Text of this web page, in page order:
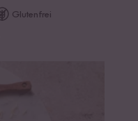
Glutenfrei